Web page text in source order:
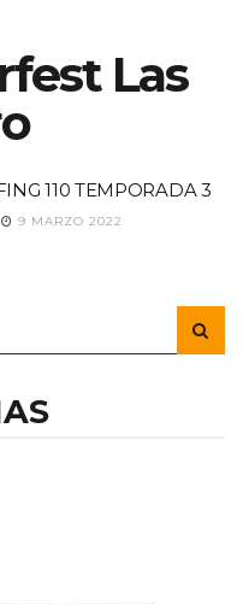
Las
110 TEMPORADA 3
9 MARZO 2022